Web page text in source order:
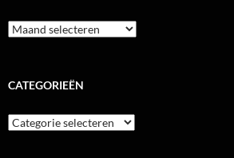
Archieven
CATEGORIEËN
Categorieën